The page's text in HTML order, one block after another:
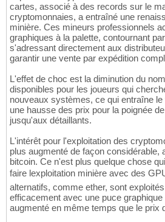
cartes, associé à des records sur le
cryptomonnaies, a entraîné une
minière. Ces mineurs professionnels
graphiques à la palette, contournant
s'adressant directement aux
garantir une vente par expédition
L'effet de choc est la diminution du
disponibles pour les joueurs qui
nouveaux systèmes, ce qui entraîne
une hausse des prix pour la poignée
jusqu'aux détaillants.
L'intérêt pour l'exploitation des
plus augmenté de façon considérable,
bitcoin. Ce n'est plus quelque chose
faire lexploitation minière avec des
alternatifs, comme ether, sont
efficacement avec une puce
augmenté en même temps que le prix